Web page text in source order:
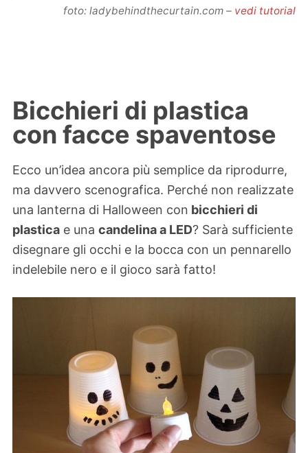
foto: ladybehindthecurtain.com – vedi tutorial
Bicchieri di plastica
con facce spaventose
Ecco un’idea ancora più semplice da riprodurre,
ma davvero scenografica. Perché non realizzate
una lanterna di Halloween con bicchieri di
plastica e una candelina a LED? Sarà sufficiente
disegnare gli occhi e la bocca con un pennarello
indelebile nero e il gioco sarà fatto!